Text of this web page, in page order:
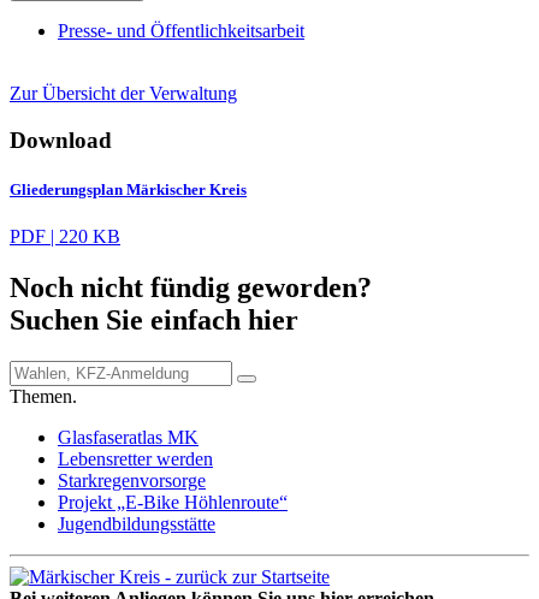
Presse- und Öffentlichkeitsarbeit
Zur Übersicht der Verwaltung
Download
Gliederungsplan Märkischer Kreis
PDF | 220 KB
Noch nicht fündig geworden?
Suchen Sie einfach hier
Themen.
Glasfaseratlas MK
Lebensretter werden
Starkregenvorsorge
Projekt „E-Bike Höhlenroute“
Jugendbildungsstätte